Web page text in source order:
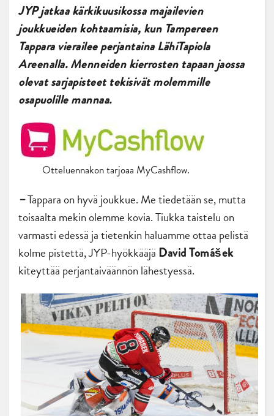
JYP jatkaa kärkikuusikossa majailevien
joukkueiden kohtaamisia, kun Tampereen
Tappara vierailee perjantaina LähiTapiola
Areenalla. Menneiden kierrosten tapaan jaossa
olevat sarjapisteet tekisivät molemmille
osapuolille mannaa.
Otteluennakon tarjoaa MyCashflow.
–Tappara on hyvä joukkue. Me tiedetään se, mutta
toisaalta mekin olemme kovia. Tiukka taistelu on
varmasti edessä ja tietenkin haluamme ottaa pelistä
kolme pistettä, JYP-hyökkääjä David Tomášek
kiteyttää perjantaiväännön lähestyessä.